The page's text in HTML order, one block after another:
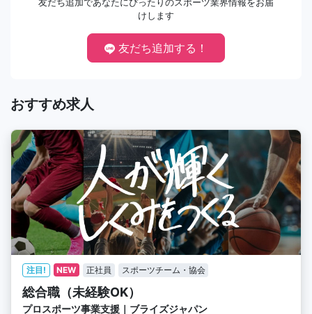
友だち追加であなたにぴったりのスポーツ業界情報をお届
けします
友だち追加する！
おすすめ求人
注目! NEW 正社員 スポーツチーム・協会
総合職（未経験OK）
プロスポーツ事業支援｜ブライズジャパン